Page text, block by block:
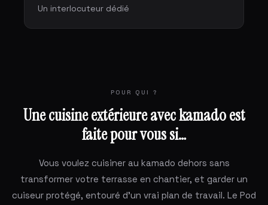
Un interlocuteur dédié
POUR QUI ?
Une cuisine extérieure avec kamado est
faite pour vous si…
Vous voulez cuisiner au kamado dehors sans
transformer votre terrasse en chantier, et garder un
cuiseur protégé, entouré d'un vrai plan de travail. Le Pod